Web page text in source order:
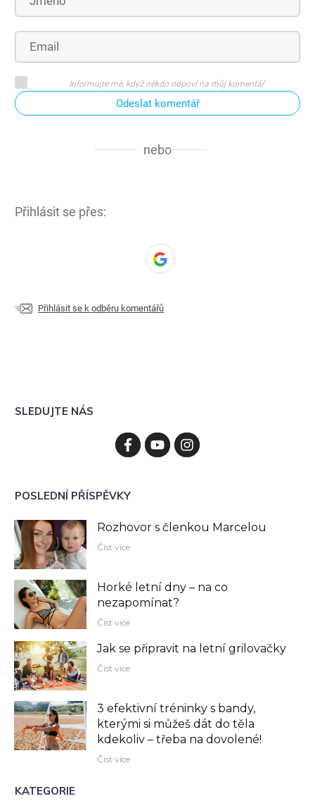
Informujte mě, když někdo odpoví na můj komentář
Odeslat komentář
nebo
Přihlásit se přes:
Přihlásit se k odběru komentářů
SLEDUJTE NÁS
POSLEDNÍ PŘÍSPĚVKY
Rozhovor s členkou Marcelou
Číst více
Horké letní dny – na co
nezapomínat?
Číst více
Jak se připravit na letní grilovačky
Číst více
3 efektivní tréninky s bandy,
kterými si můžeš dát do těla
kdekoliv –⁠ třeba na dovolené!
Číst více
KATEGORIE